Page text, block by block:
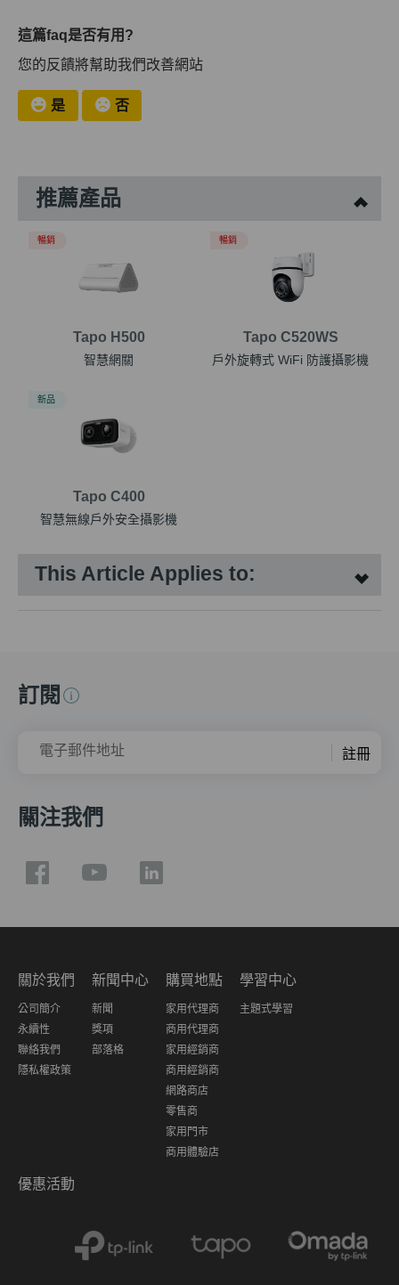
這篇faq是否有用?
您的反饋將幫助我們改善網站
是 否
推薦產品
Tapo H500
智慧網關
暢銷
Tapo C520WS
戶外旋轉式 WiFi 防護攝影機
暢銷
Tapo C400
智慧無線戶外安全攝影機
新品
This Article Applies to:
訂閱
電子郵件地址 註冊
關注我們
關於我們
公司簡介
永續性
聯絡我們
隱私權政策
新聞中心
新聞
獎項
部落格
購買地點
家用代理商
商用代理商
家用經銷商
商用經銷商
網路商店
零售商
家用門市
商用體驗店
學習中心
主題式學習
優惠活動